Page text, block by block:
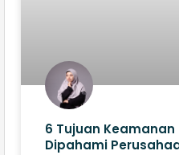
6 Tujuan Keamanan
Dipahami